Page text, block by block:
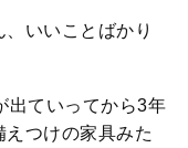
いいことばかり
出ていってから3年
つけの家具みた